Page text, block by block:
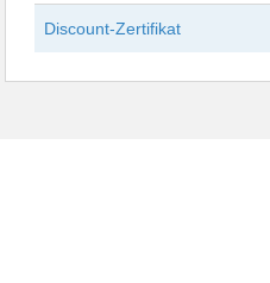
Discount-Zertifikat